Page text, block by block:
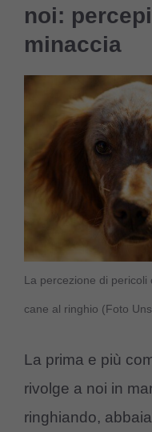
noi:
minaccia
La percezione di
cane al ringhio (Foto
La prima e più
rivolge a noi in
ringhiando,